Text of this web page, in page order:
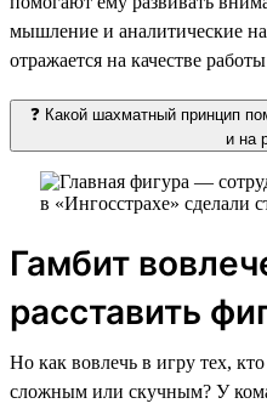
мышление и аналитические
отражается на качестве
❓ Какой шахматный принцип
и на
Гамбит
расставить
Но как вовлечь в игру тех,
сложным или скучным? У